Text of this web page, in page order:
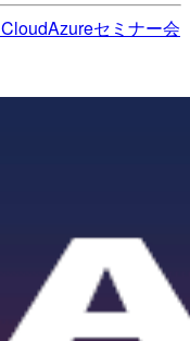
Azureセミナー会